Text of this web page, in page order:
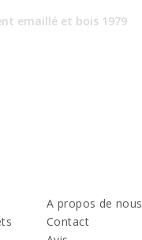
emaillé et bois 1979
A propos de nous
Contact